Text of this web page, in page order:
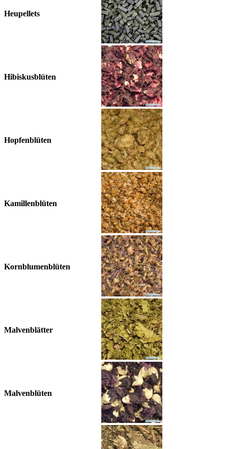
Heupellets
Hibiskusblüten
Hopfenblüten
Kamillenblüten
Kornblumenblüten
Malvenblätter
Malvenblüten